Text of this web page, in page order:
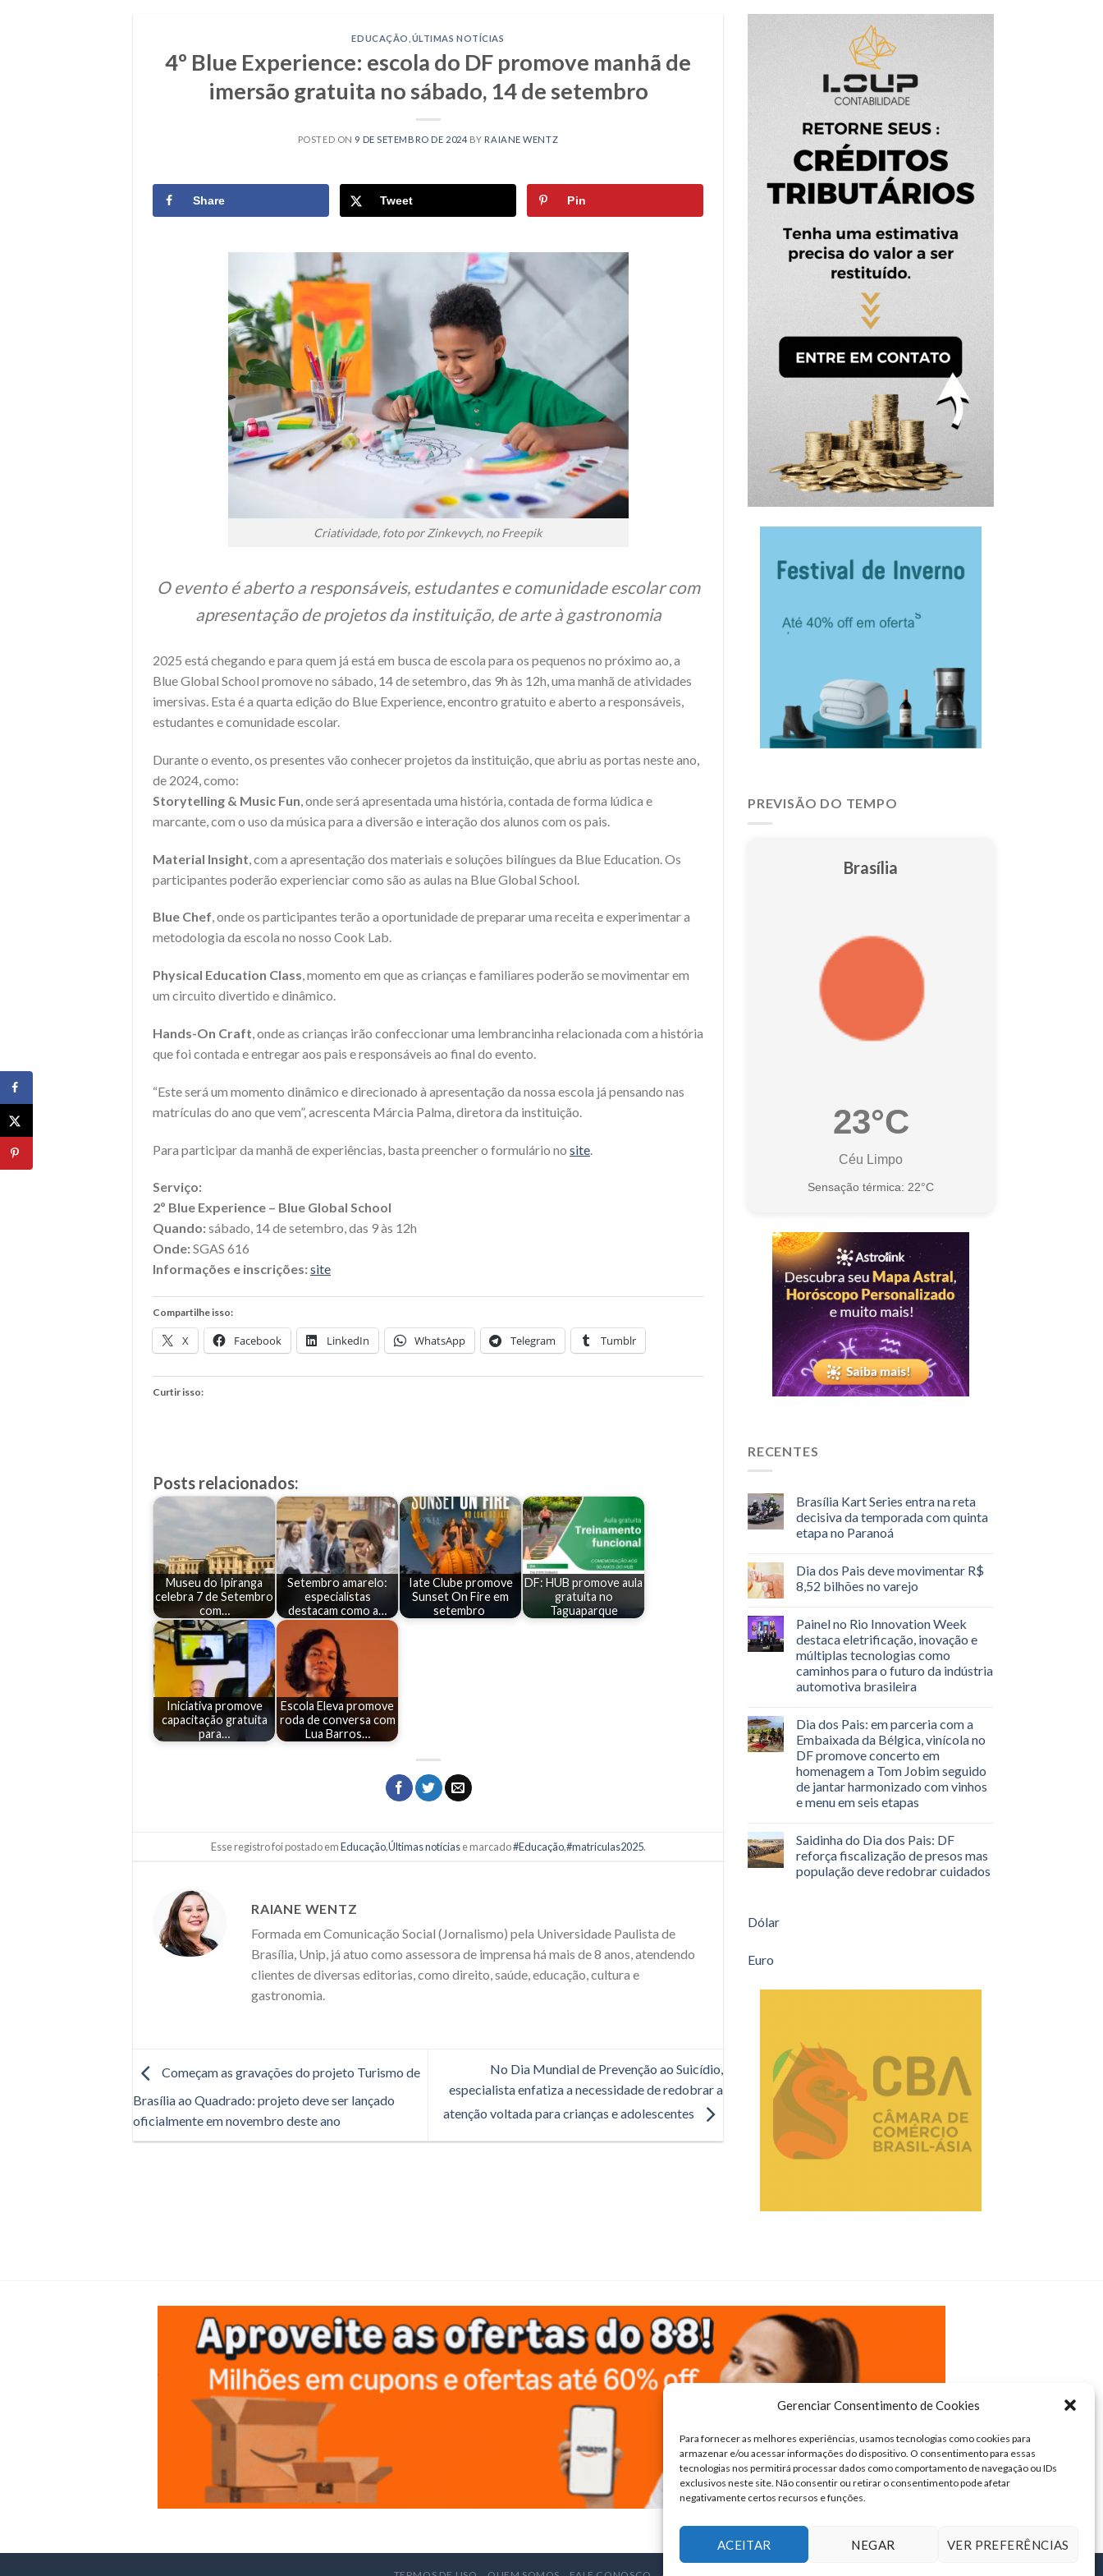
Gerenciar Consentimento de Cookies
Para fornecer as melhores experiências, usamos tecnologias como cookies para
armazenar e/ou acessar informações do dispositivo. O consentimento para essas
tecnologias nos permitirá processar dados como comportamento de navegação ou IDs
exclusivos neste site. Não consentir ou retirar o consentimento pode afetar
negativamente certos recursos e funções.
ACEITAR NEGAR VER PREFERÊNCIAS
EDUCAÇÃO ÚLTIMAS NOTÍCIAS
4º Blue Experience: escola do DF promove manhã de
imersão gratuita no sábado, 14 de setembro
POSTED ON 9 DE SETEMBRO DE 2024 BY RAIANE WENTZ
Share Tweet Pin
Criatividade, foto por Zinkevych, no Freepik
O evento é aberto a responsáveis, estudantes e comunidade escolar com
apresentação de projetos da instituição, de arte à gastronomia
2025 está chegando e para quem já está em busca de escola para os pequenos no próximo ao, a
Blue Global School promove no sábado, 14 de setembro, das 9h às 12h, uma manhã de atividades
imersivas. Esta é a quarta edição do Blue Experience, encontro gratuito e aberto a responsáveis,
estudantes e comunidade escolar.
Durante o evento, os presentes vão conhecer projetos da instituição, que abriu as portas neste ano,
de 2024, como:
Storytelling & Music Fun , onde será apresentada uma história, contada de forma lúdica e
marcante, com o uso da música para a diversão e interação dos alunos com os pais.
Material Insight , com a apresentação dos materiais e soluções bilíngues da Blue Education. Os
participantes poderão experienciar como são as aulas na Blue Global School.
Blue Chef, onde os participantes terão a oportunidade de preparar uma receita e experimentar a
metodologia da escola no nosso Cook Lab.
Physical Education Class, momento em que as crianças e familiares poderão se movimentar em
um circuito divertido e dinâmico.
Hands-On Craft, onde as crianças irão confeccionar uma lembrancinha relacionada com a história
que foi contada e entregar aos pais e responsáveis ao final do evento.
“Este será um momento dinâmico e direcionado à apresentação da nossa escola já pensando nas
matrículas do ano que vem”, acrescenta Márcia Palma, diretora da instituição.
Para participar da manhã de experiências, basta preencher o formulário no site
Serviço:
2º Blue Experience – Blue Global School
Quando:sábado, 14 de setembro, das 9 às 12h
Onde:SGAS 616
Informações e inscrições:site
Compartilhe isso:
X Facebook LinkedIn WhatsApp Telegram Tumblr
Curtir isso:
Posts relacionados:
Museu do Ipiranga
celebra 7 de Setembro
com…
Setembro amarelo:
especialistas
destacam como a…
Iate Clube promove
Sunset On Fire em
setembro
DF: HUB promove aula
gratuita no
Taguaparque
Iniciativa promove
capacitação gratuita
para…
Escola Eleva promove
roda de conversa com
Lua Barros…
Esse registro foi postado emEducação,Últimas notíciase marcado#Educação,#matriculas2025.
RAIANE WENTZ
Formada em Comunicação Social (Jornalismo) pela Universidade Paulista de
Brasília, Unip, já atuo como assessora de imprensa há mais de 8 anos, atendendo
clientes de diversas editorias, como direito, saúde, educação, cultura e
gastronomia.
Começam as gravações do projeto Turismo de
Brasília ao Quadrado: projeto deve ser lançado
oficialmente em novembro deste ano
No Dia Mundial de Prevenção ao Suicídio,
especialista enfatiza a necessidade de redobrar a
atenção voltada para crianças e adolescentes
PREVISÃO DO TEMPO
Brasília
23°C
Céu Limpo
Sensação térmica: 22°C
RECENTES
Brasília Kart Series entra na reta
decisiva da temporada com quinta
etapa no Paranoá
Dia dos Pais deve movimentar R$
8,52 bilhões no varejo
Painel no Rio Innovation Week
destaca eletrificação, inovação e
múltiplas tecnologias como
caminhos para o futuro da indústria
automotiva brasileira
Dia dos Pais: em parceria com a
Embaixada da Bélgica, vinícola no
DF promove concerto em
homenagem a Tom Jobim seguido
de jantar harmonizado com vinhos
e menu em seis etapas
Saidinha do Dia dos Pais: DF
reforça fiscalização de presos mas
população deve redobrar cuidados
Dólar
Euro